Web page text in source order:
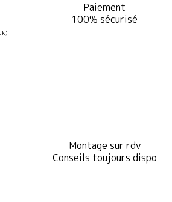
Paiement
100% sécurisé
Montage sur rdv
Conseils toujours dispo